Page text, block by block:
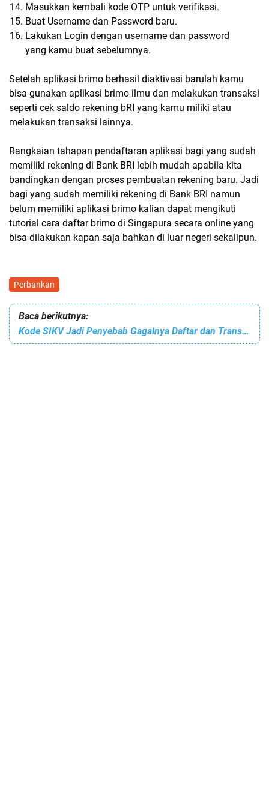
Masukkan kembali kode OTP untuk verifikasi.
Buat Username dan Password baru.
Lakukan Login dengan username dan password
yang kamu buat sebelumnya.
Setelah aplikasi brimo berhasil diaktivasi barulah kamu
bisa gunakan aplikasi brimo ilmu dan melakukan transaksi
seperti cek saldo rekening bRI yang kamu miliki atau
melakukan transaksi lainnya.
Rangkaian tahapan pendaftaran aplikasi bagi yang sudah
memiliki rekening di Bank BRI lebih mudah apabila kita
bandingkan dengan proses pembuatan rekening baru. Jadi
bagi yang sudah memiliki rekening di Bank BRI namun
belum memiliki aplikasi brimo kalian dapat mengikuti
tutorial cara daftar brimo di Singapura secara online yang
bisa dilakukan kapan saja bahkan di luar negeri sekalipun.
Perbankan
Baca berikutnya:
Kode SIKV Jadi Penyebab Gagalnya Daftar dan Transaksi di Brimo, Begini Cara Mengatasainya